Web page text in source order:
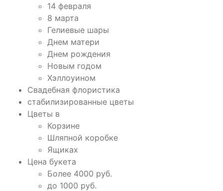
14 февраля
8 марта
Гелиевые шары
Днем матери
Днем рождения
Новым годом
Хэллоуином
Свадебная флористика
стабилизированные цветы
Цветы в
Корзине
Шляпной коробке
Ящиках
Цена букета
Более 4000 руб.
до 1000 руб.